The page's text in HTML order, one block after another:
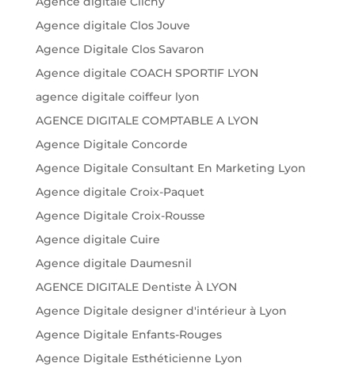
Agence digitale Clos Jouve
Agence Digitale Clos Savaron
Agence digitale COACH SPORTIF LYON
agence digitale coiffeur lyon
AGENCE DIGITALE COMPTABLE A LYON
Agence Digitale Concorde
Agence Digitale Consultant En Marketing Lyon
Agence digitale Croix-Paquet
Agence Digitale Croix-Rousse
Agence digitale Cuire
Agence digitale Daumesnil
AGENCE DIGITALE Dentiste À LYON
Agence Digitale designer d'intérieur à Lyon
Agence Digitale Enfants-Rouges
Agence Digitale Esthéticienne Lyon